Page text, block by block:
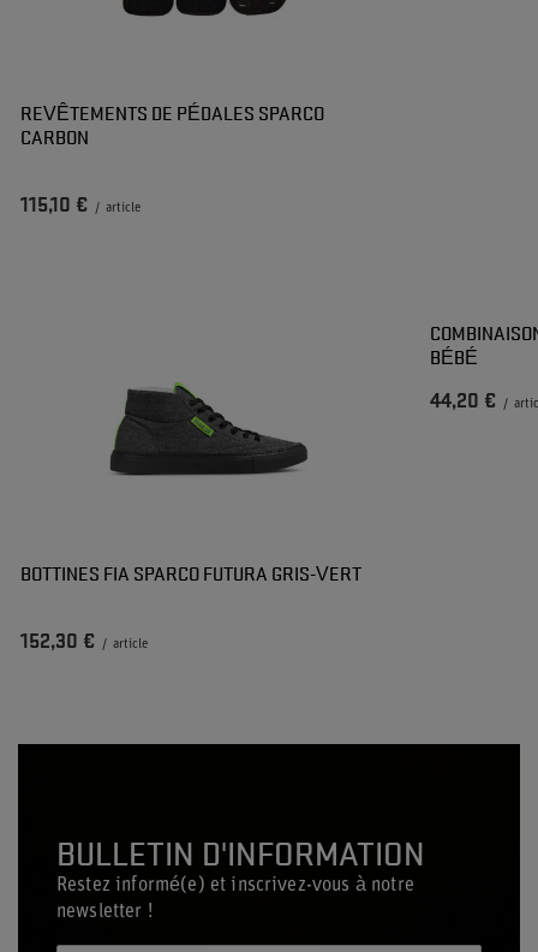
REVÊTEMENTS DE PÉDALES SPARCO
CARBON
115,10 € / article
BOTTINES FIA SPARCO FUTURA GRIS-VERT
152,30 € / article
BÉBÉ
44,20 € /
BULLETIN D'INFORMATION
Restez informé(e) et inscrivez-vous à notre
newsletter !